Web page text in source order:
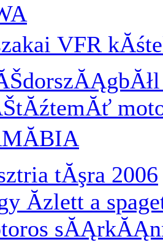
VFR
tĂşra 2006
Ă­zlett a